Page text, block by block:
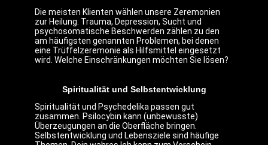
Die meisten Klienten wählen unsere Zeremonien
zur Heilung. Trauma, Depression, Sucht und
psychosomatische Beschwerden zählen zu den
am häufigsten genannten Problemen, bei denen
eine Trüffelzeremonie als Hilfsmittel eingesetzt
wird. Welche Einschränkungen möchten Sie lösen?
Spiritualität und Selbstentwicklung
Spiritualität und Psychedelika passen gut
zusammen. Psilocybin kann (unbewusste)
Überzeugungen an die Oberfläche bringen.
Selbstentwicklung und Lebensziele sind häufige